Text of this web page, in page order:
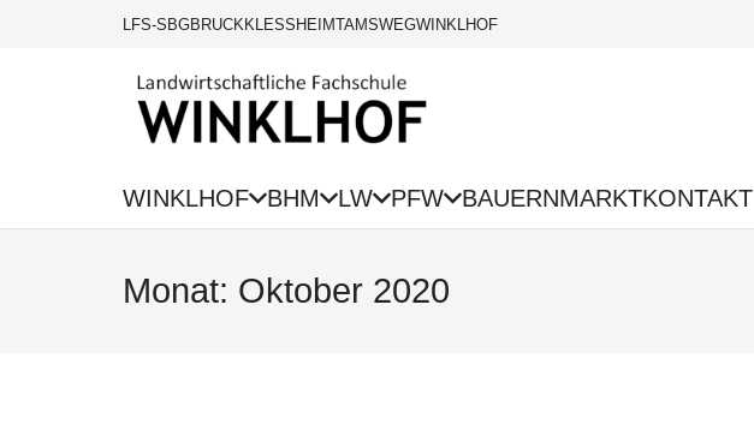
LFS-SBGBRUCKKLESSHEIMTAMSWEGWINKLHOF
WINKLHOF BHM LW PFW BAUERNMARKTKONTAKT
Monat: Oktober 2020